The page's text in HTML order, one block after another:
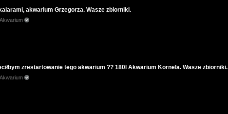
akwarium Grzegorza. Wasze zbiorniki.
zrestartowanie tego akwarium ?? 180l Akwarium Kornela. Wasze zbiorniki.